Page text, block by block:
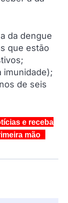
da dengue
que estão
imunidade);
de seis
e receba
mão